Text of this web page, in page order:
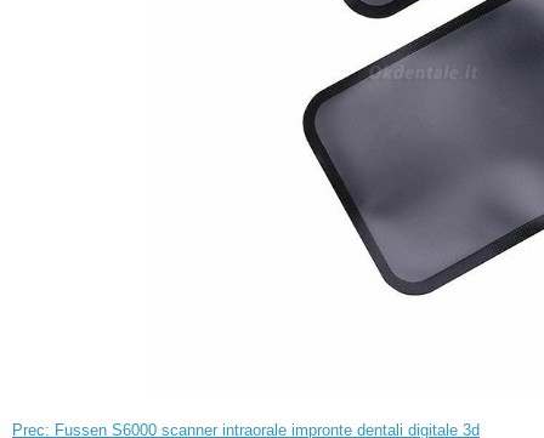
Prec: Fussen S6000 scanner intraorale impronte dentali digitale 3d